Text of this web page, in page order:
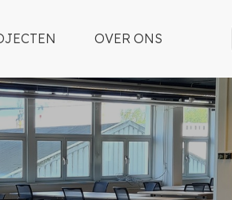
OVER ONS